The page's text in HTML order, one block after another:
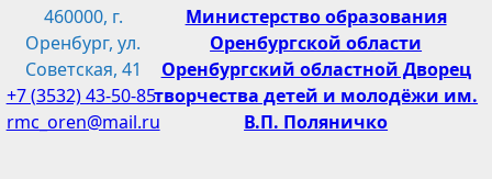
460000, г.
Оренбург, ул.
Советская, 41
+7 (3532) 43-50-85
rmc_oren@mail.ru
Министерство образования
Оренбургской области
Оренбургский областной Дворец
творчества детей и молодёжи им.
В.П. Поляничко